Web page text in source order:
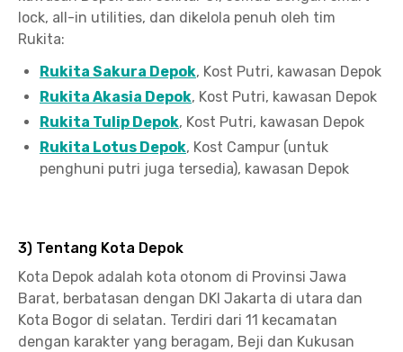
lock, all-in utilities, dan dikelola penuh oleh tim
Rukita:
Rukita Sakura Depok, Kost Putri, kawasan Depok
Rukita Akasia Depok, Kost Putri, kawasan Depok
Rukita Tulip Depok, Kost Putri, kawasan Depok
Rukita Lotus Depok, Kost Campur (untuk
penghuni putri juga tersedia), kawasan Depok
3) Tentang Kota Depok
Kota Depok adalah kota otonom di Provinsi Jawa
Barat, berbatasan dengan DKI Jakarta di utara dan
Kota Bogor di selatan. Terdiri dari 11 kecamatan
dengan karakter yang beragam, Beji dan Kukusan